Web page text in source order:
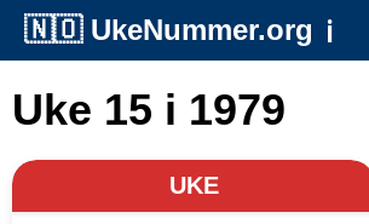
🇳🇴 UkeNummer.org ℹ️
Uke 15 i 1979
UKE